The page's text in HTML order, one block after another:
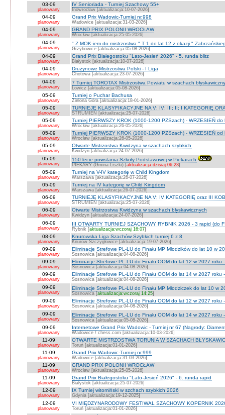
03-09
planowany
IV Senioriada - Turniej Szachowy 55+
Inowrocław [aktualizacja:10-07-2026]
04-09
planowany
Grand Prix Wadowic-Turniej nr.998
Wadowice [aktualizacja:31-03-2026]
04-09
planowany
GRAND PRIX POLONII WROCŁAW
Wrocław [aktualizacja:25-05-2026]
04-09
planowany
" Z MOK-iem do mistrzostwa " T 1 do lat 12 z okazji "
Grzybowice [aktualizacja:05-08-2026]
04-09
planowany
Grand Prix Białegostoku "Lato-Jesień 2026" - 5. runda blitz
Białystok [aktualizacja:10-07-2026]
04-09
planowany
Drużynowe Mistrzostwa Polski - I Liga
Chotowa [aktualizacja:23-07-2026]
04-09
planowany
7 Turniej TOROTAX Mistrzostwa Powiatu w szachach
Łowicz [aktualizacja:05-08-2026]
05-09
planowany
Turniej o Puchar Bachusa
Zielona Góra [aktualizacja:18-01-2026]
05-09
planowany
TURNIEJE KLASYFIKACYJNE NA V; IV; III; II; I KATEGORIĘ
STRUMIEŃ [aktualizacja:25-07-2026]
05-09
planowany
Turniej PIERWSZY KROK (1000-1200 PZSzach) - WRZESIEŃ do
Wrocław [aktualizacja:26-05-2026]
05-09
planowany
Turniej PIERWSZY KROK (1000-1200 PZSzach) - WRZESIEŃ od
Wrocław [aktualizacja:26-05-2026]
05-09
planowany
Otwarte Mistrzostwa Kwidzyna w szachach szybkich
Kwidzyn [aktualizacja:24-07-2026]
05-09
planowany
150 lecie powstania Szkoły Podstawowej w Piekarach
PIEKARY (Gmina Liszki) [aktualizacja:dzisiaj 06:23]
05-09
planowany
Turniej na V-IV kategorię w Child Kingdom
Warszawa [aktualizacja:26-07-2026]
05-09
planowany
Turniej na IV kategorię w Child Kingdom
Warszawa [aktualizacja:26-07-2026]
06-09
planowany
TURNIEJE KLASYFIKACYJNE NA V; IV KATEGORIĘ oraz III
STRUMIEŃ [aktualizacja:25-07-2026]
06-09
planowany
Otwarte Mistrzostwa Kwidzyna w szachach błyskawicznych
Kwidzyn [aktualizacja:24-07-2026]
06-09
planowany
III OTWARTY TURNIEJ SZACHOWY RYBNIK 2026 - 3 rapid (do
Rybnik [aktualizacja:wczoraj 16:07]
08-09
planowany
Knurowska Liga Szachów Szybkich turniej 6 z 8
Knurów Szczygłowice [aktualizacja:19-07-2026]
09-09
planowany
Eliminacje Strefowe PL-LU do Finału MP Młodzików do lat 10 w
Sosnowica [aktualizacja:04-08-2026]
09-09
planowany
Eliminacje Strefowe PL-LU do Finału OOM do lat 12 w 2027 roku
Sosnowica [aktualizacja:04-08-2026]
09-09
planowany
Eliminacje Strefowe PL-LU do Finału OOM do lat 14 w 2027 roku
Sosnowica [aktualizacja:04-08-2026]
09-09
planowany
Eliminacje Strefowe PL-LU do Finału MP Młodziczek do lat 10 w
Sosnowica [aktualizacja:wczoraj 14:25]
09-09
planowany
Eliminacje Strefowe PL-LU do Finału OOM do lat 12 w 2027 roku
Sosnowica [aktualizacja:04-08-2026]
09-09
planowany
Eliminacje Strefowe PL-LU do Finału OOM do lat 14 w 2027 roku
Sosnowica [aktualizacja:05-08-2026]
09-09
planowany
Internetowe Grand Prix Wadowic - Turniej nr 67 (Nagrody:
Wadowice / chess.com [aktualizacja:10-03-2026]
11-09
planowany
OTWARTE MISTRZOSTWA TORUNIA W SZACHACH
Toruń [aktualizacja:01-01-2026]
11-09
planowany
Grand Prix Wadowic-Turniej nr.999
Wadowice [aktualizacja:31-03-2026]
11-09
planowany
GRAND PRIX POLONII WROCŁAW
Wrocław [aktualizacja:25-05-2026]
11-09
planowany
Grand Prix Białegostoku "Lato-Jesień 2026" - 6. runda rapid
Białystok [aktualizacja:25-07-2026]
12-09
planowany
IX Turniej witomiński w szchach szybkich 2026
Gdynia [aktualizacja:19-12-2025]
12-09
planowany
VI MIĘDZYNARODOWY FESTIWAL SZACHOWY KOPERNIK
Toruń [aktualizacja:01-01-2026]